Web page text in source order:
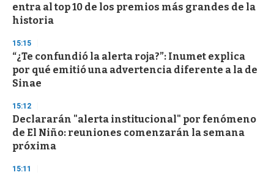
entra al top 10 de los premios más grandes de la
historia
15:15
“¿Te confundió la alerta roja?”: Inumet explica
por qué emitió una advertencia diferente a la de
Sinae
15:12
Declararán "alerta institucional" por fenómeno
de El Niño: reuniones comenzarán la semana
próxima
15:11